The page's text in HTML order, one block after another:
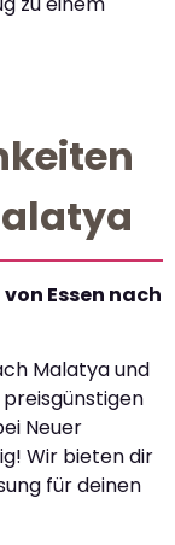
Essen nach
Malatya und
Neuer
Wir bieten dir
für deinen